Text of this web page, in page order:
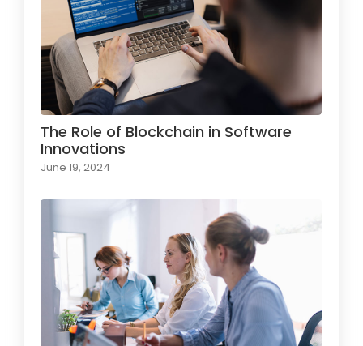
The Role of Blockchain in Software
Innovations
June 19, 2024